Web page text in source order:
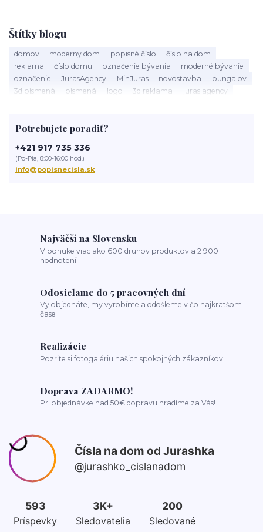
Štítky blogu
domov moderny dom popisné číslo
číslo na dom
reklama
číslo domu označenie bývania
moderné bývanie
označenie
JurasAgency MinJuras novostavba
bungalov
3d písmená
písmená logo 3d reklama
juras agency
salón
salón krásy reštaurácia
Potrebujete poradiť?
+421 917 735 336
(Po-Pia, 8:00-16:00 hod.)
info@popisnecisla.sk
Najväčší na Slovensku
V ponuke viac ako 600 druhov produktov a 2 900
hodnotení
Odosielame do 5 pracovných dní
Vy objednáte, my vyrobíme a odošleme v čo najkratšom
čase
Realizácie
Pozrite si fotogalériu našich spokojných zákazníkov.
Doprava ZADARMO!
Pri objednávke nad 50€ dopravu hradíme za Vás!